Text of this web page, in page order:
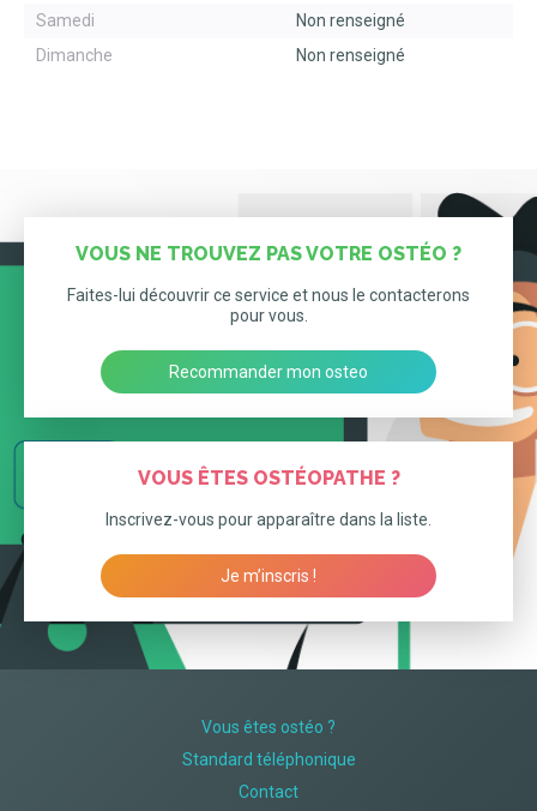
Samedi
Non renseigné
Dimanche
Non renseigné
VOUS NE TROUVEZ PAS VOTRE OSTÉO ?
Faites-lui découvrir ce service et nous le contacterons
pour vous.
Recommander mon osteo
VOUS ÊTES OSTÉOPATHE ?
Inscrivez-vous pour apparaître dans la liste.
Je m’inscris !
Vous êtes ostéo ?
Standard téléphonique
Contact